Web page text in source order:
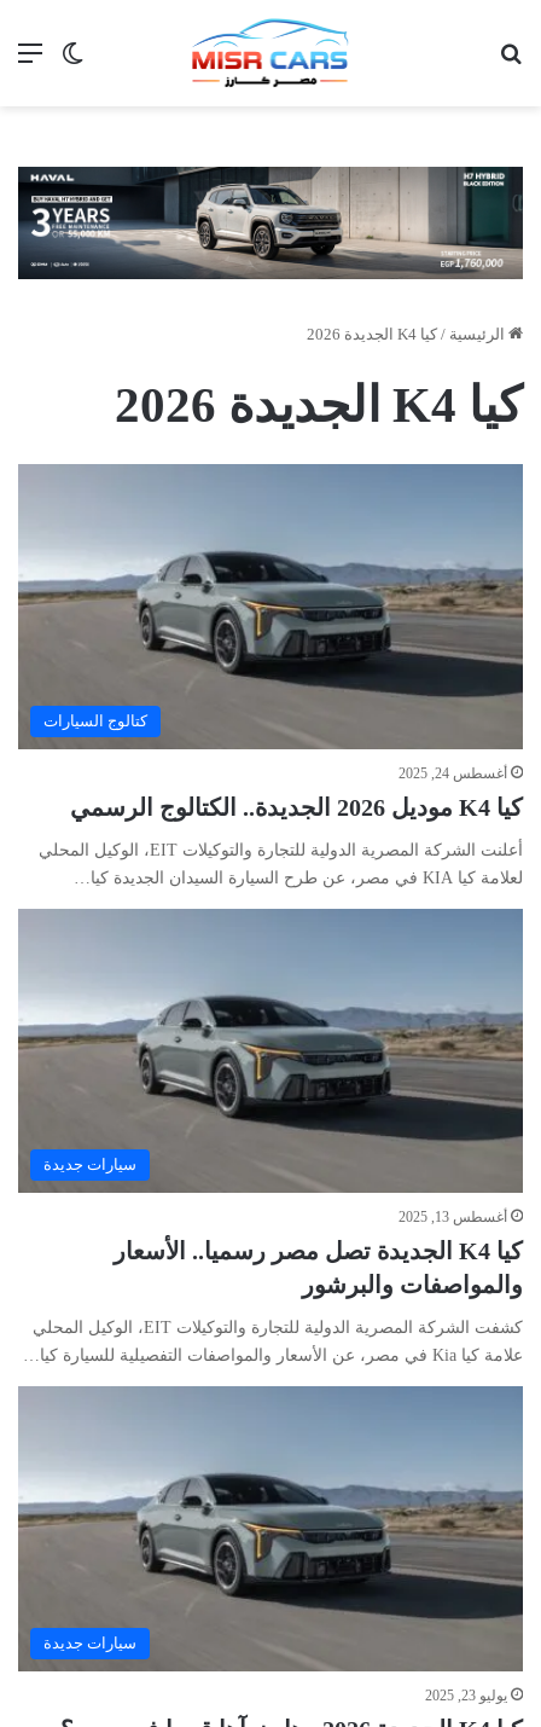
الوضع
الرئيسية / كيا K4 الجديدة 2026
كيا K4 الجديدة 2026
كتالوج السيارات
أغسطس 24, 2025
كيا K4 موديل 2026 الجديدة.. الكتالوج الرسمي
أعلنت الشركة المصرية الدولية للتجارة والتوكيلات EIT، الوكيل المحلي
لعلامة كيا KIA في مصر، عن طرح السيارة السيدان الجديدة كيا…
سيارات جديدة
أغسطس 13, 2025
كيا K4 الجديدة تصل مصر رسميا.. الأسعار
والمواصفات والبرشور
كشفت الشركة المصرية الدولية للتجارة والتوكيلات EIT، الوكيل المحلي
علامة كيا Kia في مصر، عن الأسعار والمواصفات التفصيلية للسيارة كيا…
سيارات جديدة
يوليو 23, 2025